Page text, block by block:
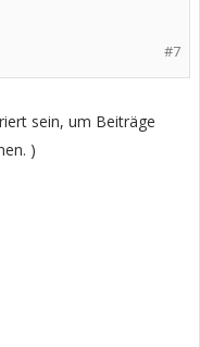
#7
sein, um Beiträge
)